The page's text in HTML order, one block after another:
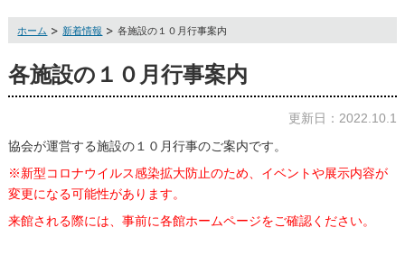
ホーム 新着情報 各施設の１０月行事案内
各施設の１０月行事案内
更新日：2022.10.1
協会が運営する施設の１０月行事のご案内です。
※新型コロナウイルス感染拡大防止のため、イベントや展示内容が
変更になる可能性があります。
来館される際には、事前に各館ホームページをご確認ください。